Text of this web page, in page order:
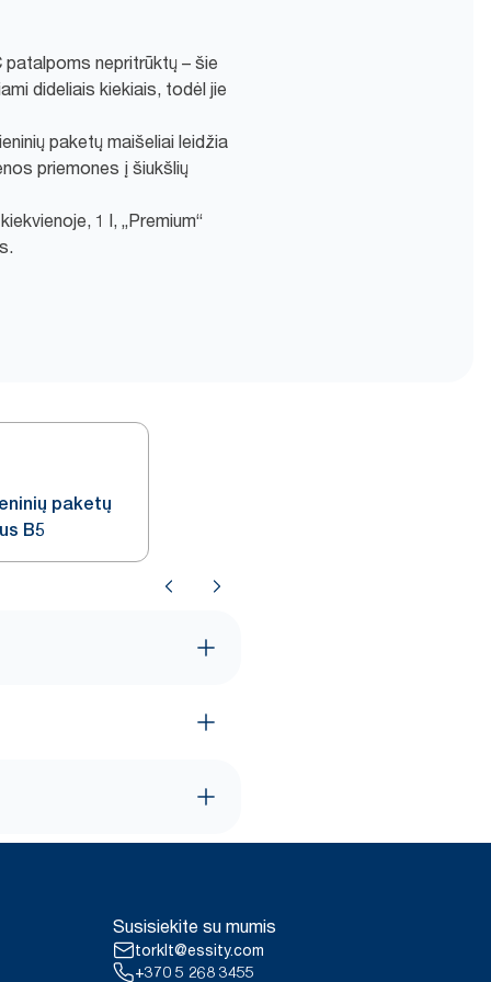
nepritrūktų – šie
dideliais kiekiais, todėl jie
paketų maišeliai leidžia
priemones į šiukšlių
1 l, „Premium“
paketų
B5
Susisiekite su mumis
torklt@essity.com
+370 5 268 3455